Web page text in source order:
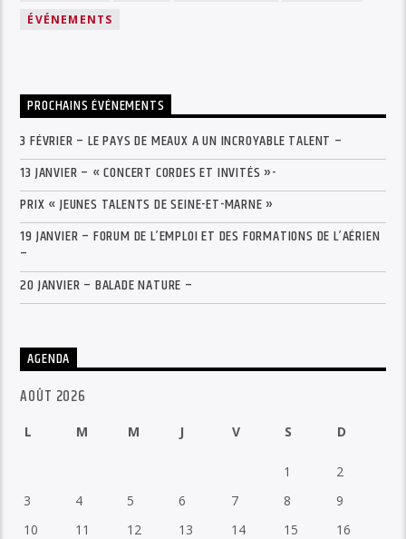
ÉVÉNEMENTS
PROCHAINS ÉVÉNEMENTS
3 FÉVRIER – LE PAYS DE MEAUX A UN INCROYABLE TALENT –
13 JANVIER – « CONCERT CORDES ET INVITÉS »-
PRIX « JEUNES TALENTS DE SEINE-ET-MARNE »
19 JANVIER – FORUM DE L’EMPLOI ET DES FORMATIONS DE L’AÉRIEN
–
20 JANVIER – BALADE NATURE –
AGENDA
AOÛT 2026
L M M J V S D
1
2
3
4 5 6 7 8
9
10
11 12 13 14 15
16